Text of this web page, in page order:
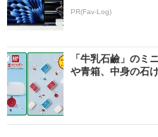
PR(Fav-Log)
「牛乳石鹼」の
や青箱、中身の石